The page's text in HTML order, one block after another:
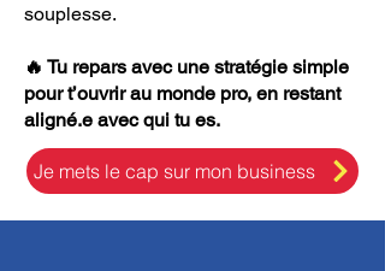
souplesse.
🔥 Tu repars avec une stratégie simple
pour t’ouvrir au monde pro, en restant
aligné.e avec qui tu es.
Je mets le cap sur mon business